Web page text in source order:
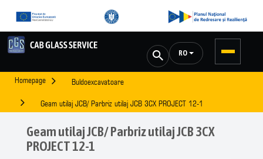
RO
Homepage Buldoexcavatoare
Geam utilaj JCB/ Parbriz utilaj JCB 3CX PROJECT 12-1
Geam utilaj JCB/ Parbriz utilaj JCB 3CX
PROJECT 12-1